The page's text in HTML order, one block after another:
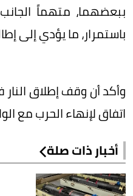
ببعضهما، متهماً
باستمرار، ما يؤدي إلى
وأكد أن وقف إطلاق
اتفاق لإنهاء الحرب مع
أخبار ذات صلة